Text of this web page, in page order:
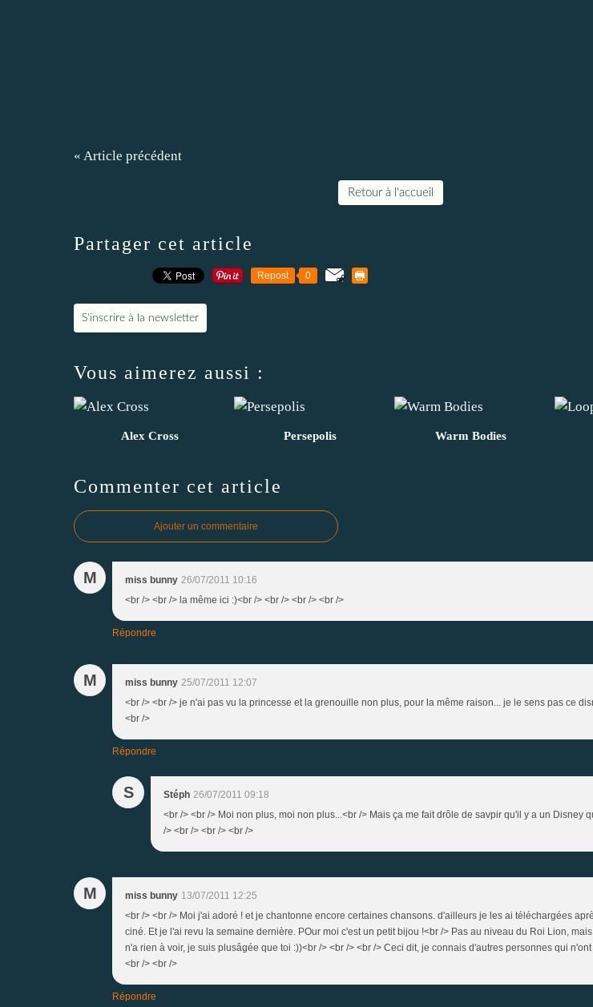
« Article précédent
Retour à l'accueil
Partager cet article
Repost 0
S'inscrire à la newsletter
Vous aimerez aussi :
Alex Cross Persepolis Warm Bodies
Commenter cet article
Ajouter un commentaire
M miss bunny 26/07/2011 10:16
<br /> <br /> la même ici :)<br /> <br /> <br /> <br />
Répondre
M miss bunny 25/07/2011 12:07
<br /> <br /> je n'ai pas vu la princesse et la grenouille non plus, pour la même raison... je le sens pas ce
<br />
Répondre
S Stéph 26/07/2011 09:18
<br /> <br /> Moi non plus, moi non plus...<br /> Mais ça me fait drôle de savpir qu'il y a un Disney
/> <br /> <br /> <br />
M miss bunny 13/07/2011 12:25
<br /> <br /> Moi j'ai adoré ! et je chantonne encore certaines chansons. d'ailleurs je les ai téléchargées
ciné. Et je l'ai revu la semaine dernière. POur moi c'est un petit bijou !<br /> Pas au niveau du Roi Lion,
n'a rien à voir, je suis plusâgée que toi :))<br /> <br /> <br /> Ceci dit, je connais d'autres personnes qui
<br /> <br />
Répondre